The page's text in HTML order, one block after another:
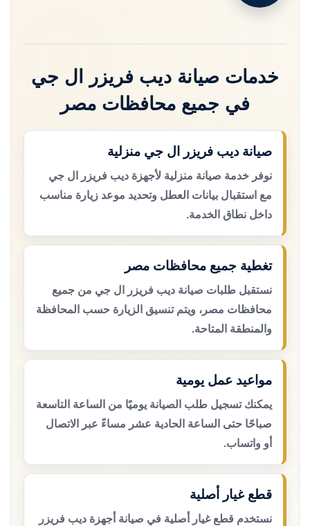
خدمات صيانة ديب فريزر ال جي
في جميع محافظات مصر
صيانة ديب فريزر ال جي منزلية
نوفر خدمة صيانة منزلية لأجهزة ديب فريزر ال جي
مع استقبال بيانات العطل وتحديد موعد زيارة مناسب
داخل نطاق الخدمة.
تغطية جميع محافظات مصر
نستقبل طلبات صيانة ديب فريزر ال جي من جميع
محافظات مصر، ويتم تنسيق الزيارة حسب المحافظة
والمنطقة المتاحة.
مواعيد عمل يومية
يمكنك تسجيل طلب الصيانة يوميًا من الساعة التاسعة
صباحًا حتى الساعة الحادية عشر مساءً عبر الاتصال
أو واتساب.
قطع غيار أصلية
نستخدم قطع غيار أصلية في صيانة أجهزة ديب فريزر